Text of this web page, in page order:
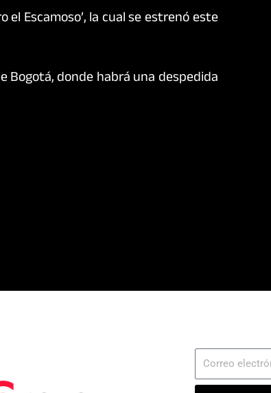
Escamoso’, la cual se estrenó este
Bogotá, donde habrá una despedida